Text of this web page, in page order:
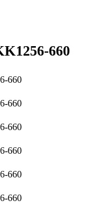
660